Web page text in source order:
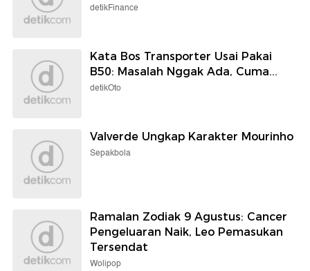
detikFinance
Kata Bos Transporter Usai Pakai
B50: Masalah Nggak Ada, Cuma...
detikOto
Valverde Ungkap Karakter Mourinho
Sepakbola
Ramalan Zodiak 9 Agustus: Cancer
Pengeluaran Naik, Leo Pemasukan
Tersendat
Wolipop